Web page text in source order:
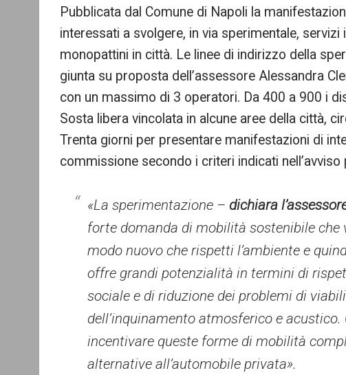
re
Pubblicata dal Comune di Napoli la
interessati a svolgere, in via sperimentale,
monopattini in città. Le linee di indirizzo della
giunta su proposta dell’assessore Alessandra
con un massimo di 3 operatori. Da 400 a 900 i
Sosta libera vincolata in alcune aree della città,
Trenta giorni per presentare manifestazioni di
commissione secondo i criteri indicati nell’avviso
«La sperimentazione – dichiara
forte domanda di mobilità sostenibile che
modo nuovo che rispetti l’ambiente e
offre grandi potenzialità in termini di
sociale e di riduzione dei problemi di
dell’inquinamento atmosferico e
incentivare queste forme di mobilità
alternative all’automobile privata».